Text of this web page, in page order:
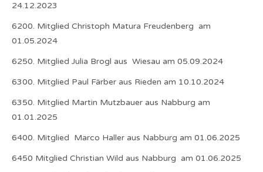
24.12.2023
6200. Mitglied Christoph Matura Freudenberg am
01.05.2024
6250. Mitglied Julia Brogl aus Wiesau am 05.09.2024
6300. Mitglied Paul Färber aus Rieden am 10.10.2024
6350. Mitglied Martin Mutzbauer aus Nabburg am
01.01.2025
6400. Mitglied Marco Haller aus Nabburg am 01.06.2025
6450 Mitglied Christian Wild aus Nabburg am 01.06.2025